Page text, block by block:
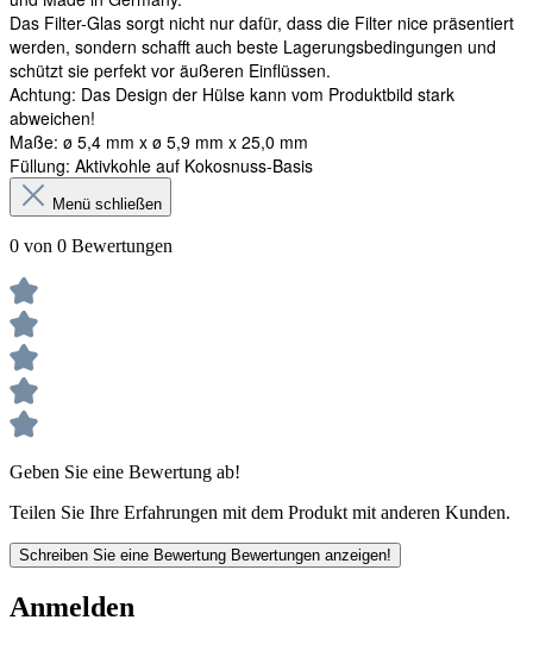
Das Filter-Glas sorgt nicht nur dafür, dass die Filter nice präsentiert
werden, sondern schafft auch beste Lagerungsbedingungen und
schützt sie perfekt vor äußeren Einflüssen.
Achtung: Das Design der Hülse kann vom Produktbild stark
abweichen!
Maße: ø 5,4 mm x ø 5,9 mm x 25,0 mm
Füllung: Aktivkohle auf Kokosnuss-Basis
Menü schließen
0 von 0 Bewertungen
Geben Sie eine Bewertung ab!
Teilen Sie Ihre Erfahrungen mit dem Produkt mit anderen Kunden.
Schreiben Sie eine Bewertung Bewertungen anzeigen!
Anmelden